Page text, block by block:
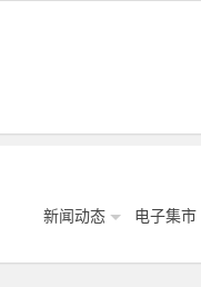
新闻动态 电子集市